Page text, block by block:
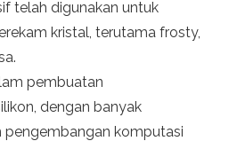
telah digunakan untuk
kristal, terutama frosty,
pembuatan
dengan banyak
pengembangan komputasi